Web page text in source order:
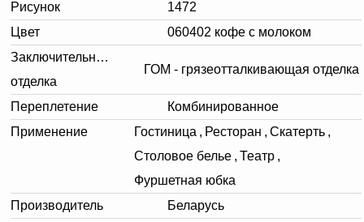
Рисунок
1472
Цвет
060402 кофе с молоком
Заключительная
отделка
ГОМ - грязеотталкивающая отделка
Переплетение
Комбинированное
Применение
Гостиница , Ресторан , Скатерть ,
Столовое белье , Театр ,
Фуршетная юбка
Производитель
Беларусь